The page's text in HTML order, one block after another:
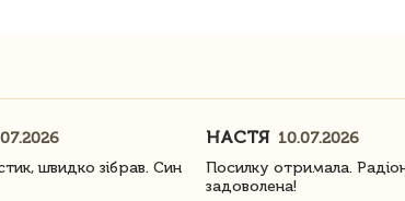
швидко зібрав. Син
НАСТЯ 10.07.2026
Посилку отримала.
задоволена!